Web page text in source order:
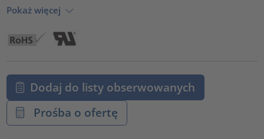
Pokaż więcej
Dodaj do listy obserwowanych
Prośba o ofertę